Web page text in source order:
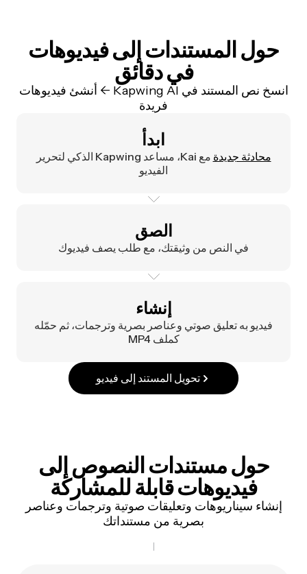
حول المستندات إلى فيديوهات
في دقائق
انسخ نص المستند في Kapwing AI -> أنشئ فيديوهات
فريدة
ابدأ
محادثة جديدة
مع Kai، مساعد Kapwing الذكي لتحرير
الفيديو
الصق
في النص من وثيقتك، مع طلب يصف فيديوك
إنشاء
فيديو به تعليق صوتي وعناصر بصرية وترجمات، ثم حمّله
كملف MP4
تحويل المستند إلى فيديو
حول مستندات النصوص إلى
فيديوهات قابلة للمشاركة
إنشاء سيناريوهات وتعليقات صوتية وترجمات وعناصر
بصرية من مستنداتك